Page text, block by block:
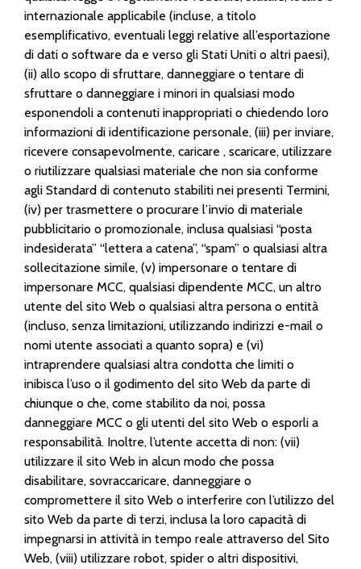
internazionale applicabile (incluse, a titolo
esemplificativo, eventuali leggi relative all’esportazione
di dati o software da e verso gli Stati Uniti o altri paesi),
(ii) allo scopo di sfruttare, danneggiare o tentare di
sfruttare o danneggiare i minori in qualsiasi modo
esponendoli a contenuti inappropriati o chiedendo loro
informazioni di identificazione personale, (iii) per inviare,
ricevere consapevolmente, caricare , scaricare, utilizzare
o riutilizzare qualsiasi materiale che non sia conforme
agli Standard di contenuto stabiliti nei presenti Termini,
(iv) per trasmettere o procurare l’invio di materiale
pubblicitario o promozionale, inclusa qualsiasi “posta
indesiderata” “lettera a catena”, “spam” o qualsiasi altra
sollecitazione simile, (v) impersonare o tentare di
impersonare MCC, qualsiasi dipendente MCC, un altro
utente del sito Web o qualsiasi altra persona o entità
(incluso, senza limitazioni, utilizzando indirizzi e-mail o
nomi utente associati a quanto sopra) e (vi)
intraprendere qualsiasi altra condotta che limiti o
inibisca l’uso o il godimento del sito Web da parte di
chiunque o che, come stabilito da noi, possa
danneggiare MCC o gli utenti del sito Web o esporli a
responsabilità. Inoltre, l’utente accetta di non: (vii)
utilizzare il sito Web in alcun modo che possa
disabilitare, sovraccaricare, danneggiare o
compromettere il sito Web o interferire con l’utilizzo del
sito Web da parte di terzi, inclusa la loro capacità di
impegnarsi in attività in tempo reale attraverso del Sito
Web, (viii) utilizzare robot, spider o altri dispositivi,